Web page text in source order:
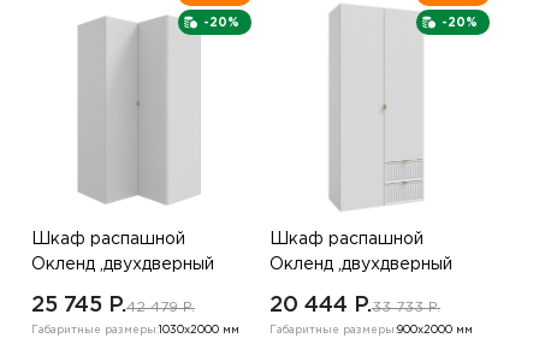
-20%
Шкаф распашной
Окленд ,двухдверный
25 745 P.42 479 P.
Габаритные размеры: 1030х2000 мм
-20%
Шкаф распашной
Окленд ,двухдверный
20 444 P.33 733 P.
Габаритные размеры:900х2000 мм